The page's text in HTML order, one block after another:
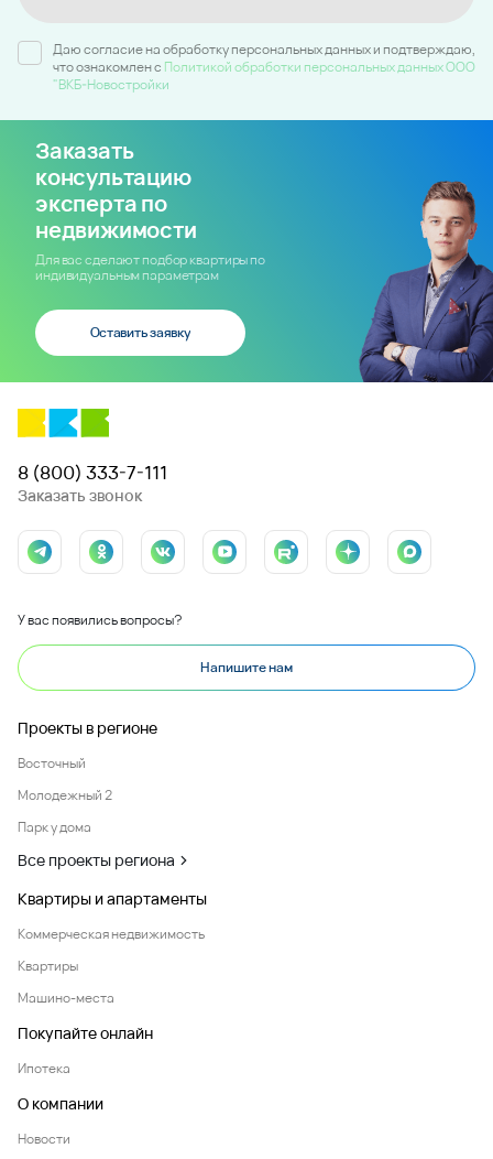
Даю согласие на обработку персональных данных и подтверждаю,
что ознакомлен c Политикой обработки персональных данных ООО
"ВКБ-Новостройки
Заказать
консультацию
эксперта по
недвижимости
Для вас сделают подбор квартиры по
индивидуальным параметрам
Оставить заявку
8 (800) 333-7-111
Заказать звонок
У вас появились вопросы?
Напишите нам
Проекты в регионе
Восточный
Молодежный 2
Парк у дома
Все проекты региона
Квартиры и апартаменты
Коммерческая недвижимость
Квартиры
Машино-места
Покупайте онлайн
Ипотека
О компании
Новости